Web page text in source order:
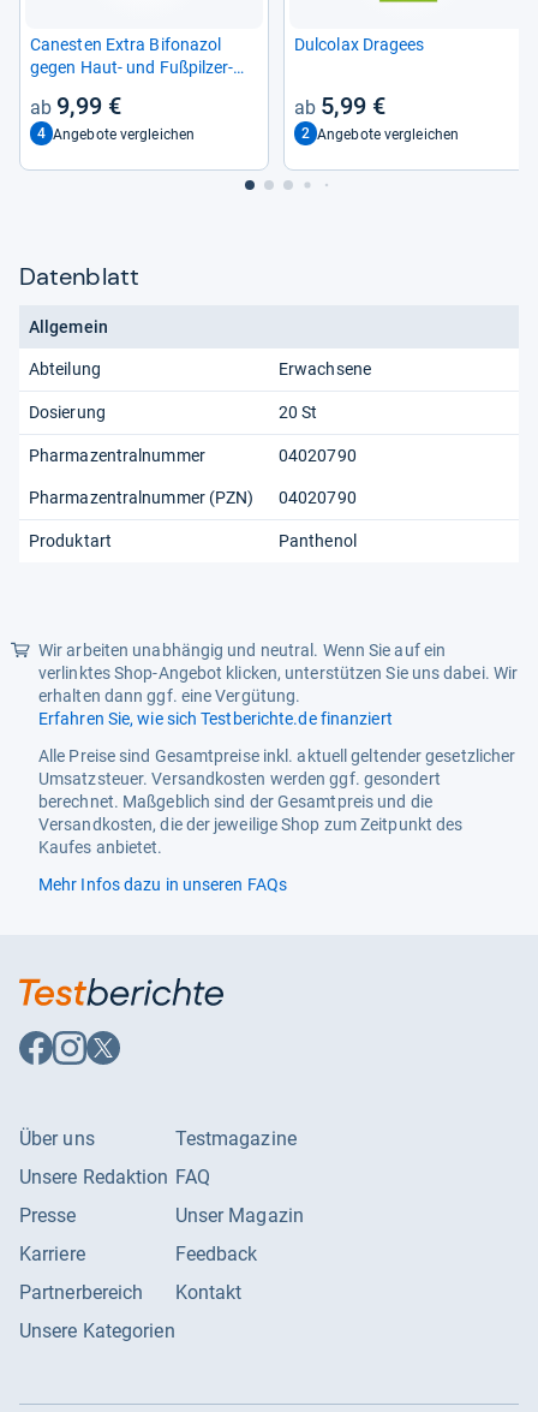
Canes­ten Extra Bifona­zol
gegen Haut-​ und Fuß­pil­zer­
9,99 €
4 Angebote vergleichen
Dul­co­lax Dra­gees
5,99 €
2 Angebote vergleichen
Datenblatt
Allgemein
Abteilung Erwachsene
Dosierung 20 St
Pharmazentralnummer 04020790
Pharmazentralnummer (PZN) 04020790
Produktart Panthenol
Wir arbeiten unabhängig und neutral. Wenn Sie auf ein
verlinktes Shop-Angebot klicken, unterstützen Sie uns dabei. Wir
erhalten dann ggf. eine Vergütung.
Erfahren Sie, wie sich Testberichte.de finanziert
Alle Preise sind Gesamtpreise inkl. aktuell geltender gesetzlicher
Umsatzsteuer. Versandkosten werden ggf. gesondert
berechnet. Maßgeblich sind der Gesamtpreis und die
Versandkosten, die der jeweilige Shop zum Zeitpunkt des
Kaufes anbietet.
Mehr Infos dazu in unseren FAQs
Auf
Facebook
Auf
Instagram
Auf
X
Über uns
Unsere Redaktion
Presse
Karriere
Partnerbereich
Unsere Kategorien
Testmagazine
FAQ
Unser Magazin
Feedback
Kontakt